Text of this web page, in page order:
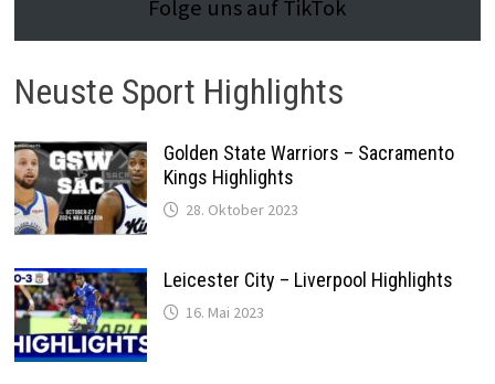
Folge uns auf TikTok
Neuste Sport Highlights
Golden State Warriors – Sacramento
Kings Highlights
28. Oktober 2023
Leicester City – Liverpool Highlights
16. Mai 2023